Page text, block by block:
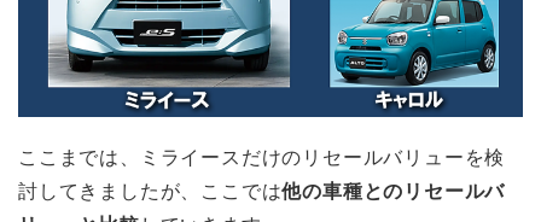
ここまでは、ミライースだけのリセールバリューを検
討してきましたが、ここでは他の車種とのリセールバ